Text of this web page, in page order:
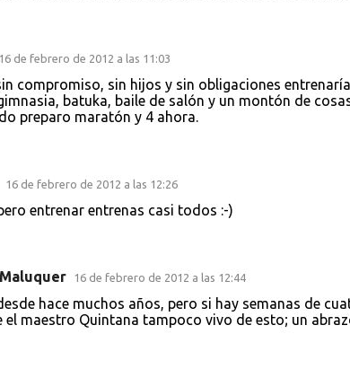
16 de febrero de 2012 a las 11:03
compromiso, sin hijos y sin obligaciones
batuka, baile de salón y un montón de
preparo maratón y 4 ahora.
16 de febrero de 2012 a las 12:26
entrenar entrenas casi todos :-)
16 de febrero de 2012 a las 12:44
hace muchos años, pero si hay semanas de
el maestro Quintana tampoco vivo de esto; un